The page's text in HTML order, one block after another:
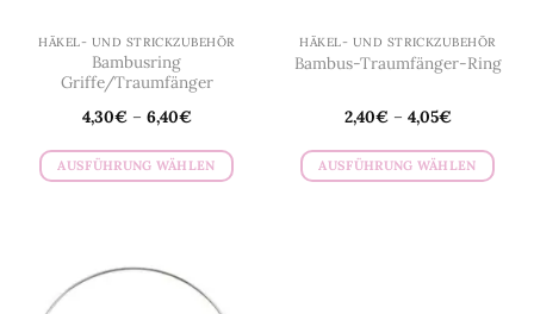
HÄKEL- UND STRICKZUBEHÖR
Bambusring
Griffe/Traumfänger
4,30€– 6,40€
AUSFÜHRUNG WÄHLEN
mehrere
Varianten
HÄKEL- UND STRICKZUBEHÖR
Bambus-Traumfänger-Ring
2,40€– 4,05€
AUSFÜHRUNG WÄHLEN